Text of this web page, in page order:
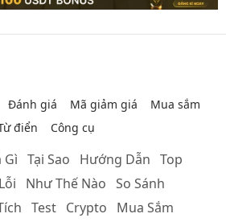
Đánh giá Mã giảm giá
Mua sắm
điển
Công cụ
Gì Tại Sao Hướng Dẫn Top
Lỗi Như Thế Nào So Sánh
Test Crypto
Mua Sắm